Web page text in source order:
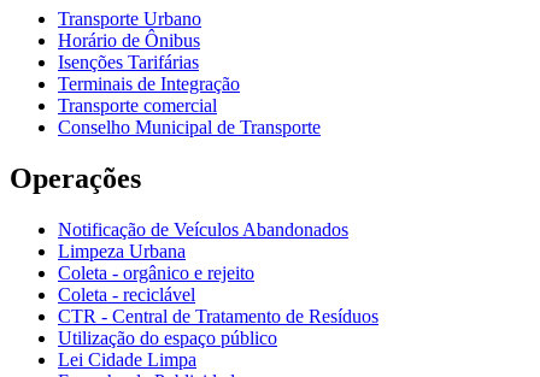
Transporte Urbano
Horário de Ônibus
Isenções Tarifárias
Terminais de Integração
Transporte comercial
Conselho Municipal de Transporte
Operações
Notificação de Veículos Abandonados
Limpeza Urbana
Coleta - orgânico e rejeito
Coleta - reciclável
CTR - Central de Tratamento de Resíduos
Utilização do espaço público
Lei Cidade Limpa